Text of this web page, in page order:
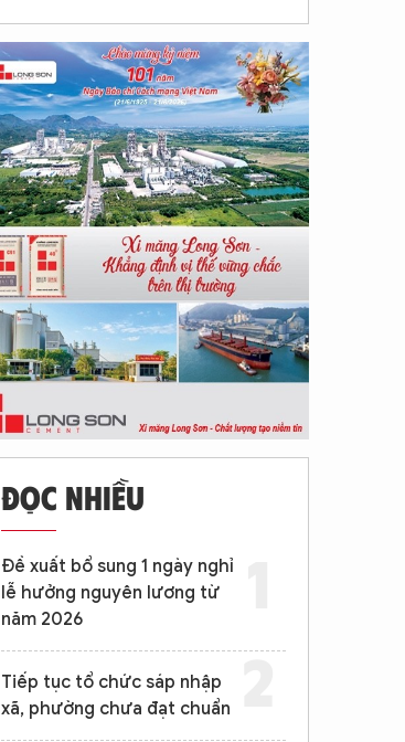
ĐỌC NHIỀU
Đề xuất bổ sung 1 ngày nghỉ
lễ hưởng nguyên lương từ
năm 2026
Tiếp tục tổ chức sáp nhập
xã, phường chưa đạt chuẩn